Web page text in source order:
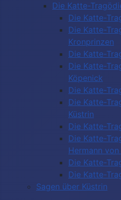
Die Katte-
Die Katte-
Die Katte-
Kronprinzen
Die Katte-
Die Katte-
Köpenick
Die Katte-
Die Katte-
Küstrin
Die Katte-
Die Katte-
Hermann
Die Katte-
Die Katte-
Sagen über Küstrin